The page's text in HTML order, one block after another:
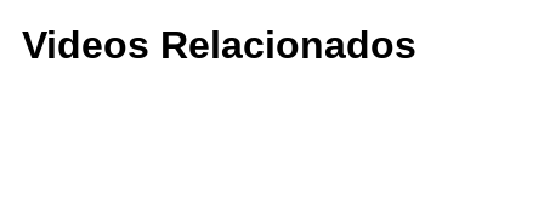
Videos Relacionados